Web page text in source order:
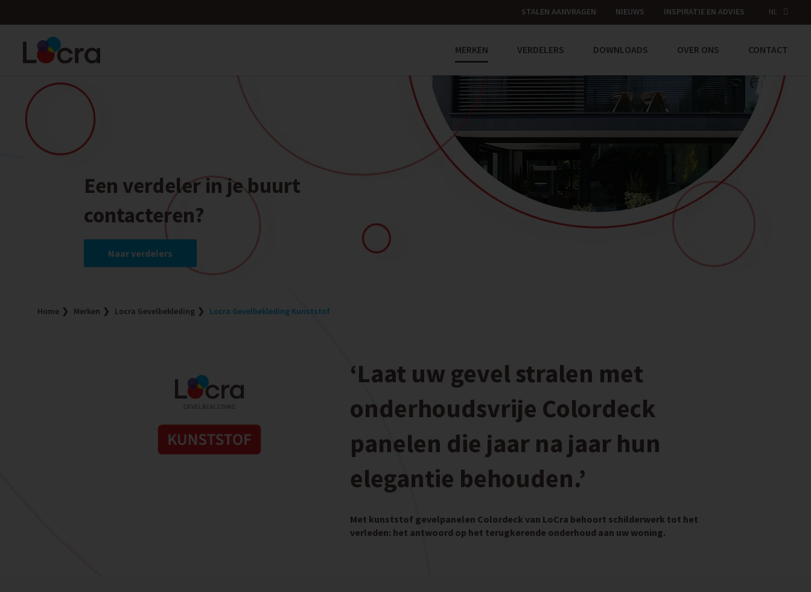
STALEN AANVRAGEN NIEUWS INSPIRATIE EN ADVIES NL
MERKEN VERDELERS DOWNLOADS OVER ONS CONTACT
Een verdeler in je buurt
contacteren?
Naar verdelers
Home Merken Locra Gevelbekleding Locra Gevelbekleding Kunststof
‘Laat uw gevel stralen met
onderhoudsvrije Colordeck
panelen die jaar na jaar hun
elegantie behouden.’
Met kunststof gevelpanelen Colordeck van LoCra behoort schilderwerk tot het
verleden: het antwoord op het terugkerende onderhoud aan uw woning.